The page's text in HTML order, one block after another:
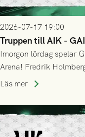
2026-07-17 19:00
Truppen till AIK -
Imorgon lördag spelar
Arena! Fredrik
trupp till matchen:
Läs mer